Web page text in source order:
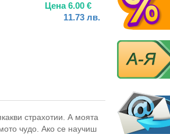
Цена6.00 €
11.73 лв.
страхотии. А моята
чудо. Ако се научиш